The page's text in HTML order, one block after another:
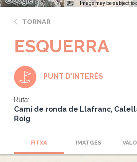
Image may be subject to
TORNAR
ESQUERRA
PUNT D'INTERÈS
Ruta:
Camí de ronda de Llafranc,
Roig
FITXA IMATGES